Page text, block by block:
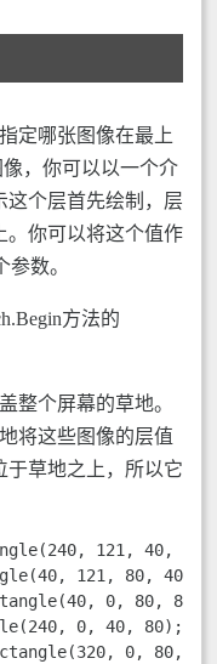
定哪张图像在最上
，你可以以一个介
这个层首先绘制，层
。你可以将这个值作
参数。
方法的
整个屏幕的草地。
将这些图像的层值
于草地之上，所以它
121, 40,
121, 80, 40);
0, 80,
0, 40, 80);
0, 80,